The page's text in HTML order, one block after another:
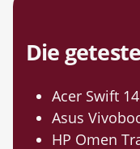
Die
Acer Swift
Asus
HP Omen